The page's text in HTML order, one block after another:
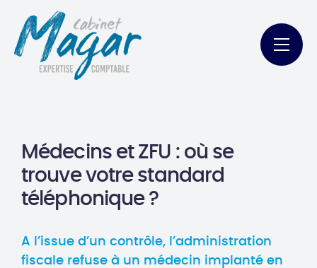
Médecins et ZFU : où se
trouve votre standard
téléphonique ?
A l’issue d’un contrôle, l’administration
fiscale refuse à un médecin implanté en